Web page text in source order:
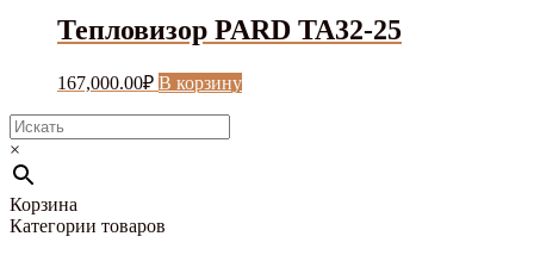
Тепловизор PARD TA32-25
167,000.00₽ В корзину
×
Корзина
Категории товаров